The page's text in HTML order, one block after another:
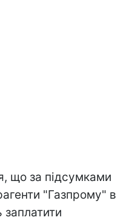
що за підсумками
"Газпрому" в
заплатити